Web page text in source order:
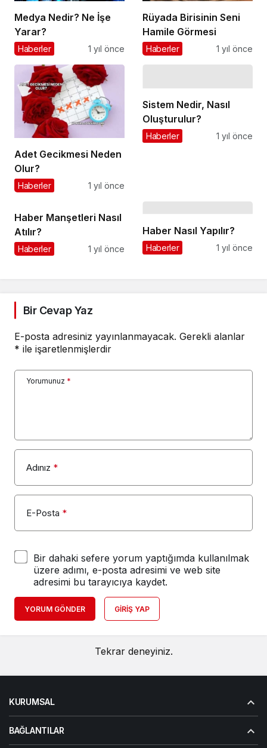
Medya Nedir? Ne İşe
Yarar?
Haberler 1 yıl önce
Rüyada Birisinin Seni
Hamile Görmesi
Haberler 1 yıl önce
Adet Gecikmesi Neden
Olur?
Haberler 1 yıl önce
Sistem Nedir, Nasıl
Oluşturulur?
Haberler 1 yıl önce
Haber Manşetleri Nasıl
Atılır?
Haberler 1 yıl önce
Haber Nasıl Yapılır?
Haberler 1 yıl önce
Bir Cevap Yaz
E-posta adresiniz yayınlanmayacak. Gerekli alanlar
* ile işaretlenmişlerdir
Yorumunuz *
Adınız *
E-Posta *
Bir dahaki sefere yorum yaptığımda kullanılmak
üzere adımı, e-posta adresimi ve web site
adresimi bu tarayıcıya kaydet.
YORUM GÖNDER GIRIŞ YAP
Tekrar deneyiniz.
KURUMSAL
BAĞLANTILAR